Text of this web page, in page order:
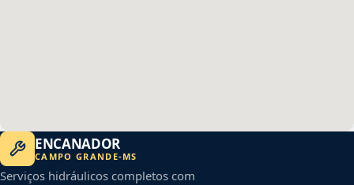
ENCANADOR
CAMPO GRANDE-MS
Serviços hidráulicos completos com